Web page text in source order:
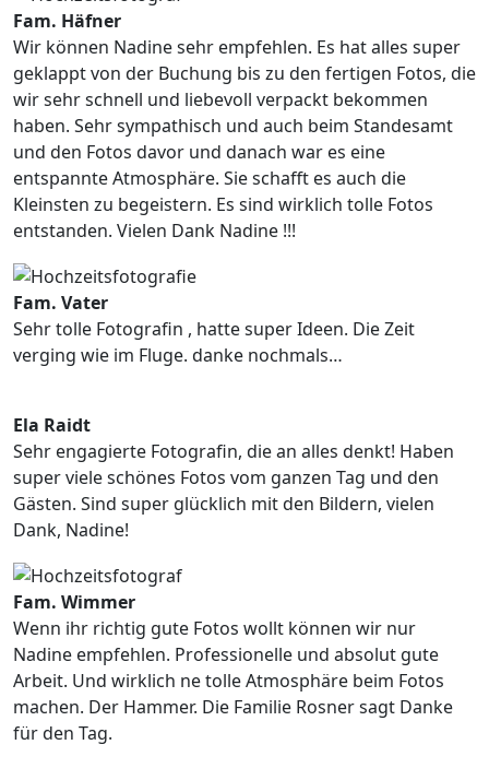
Fam. Häfner
Wir können Nadine sehr empfehlen. Es hat alles super
geklappt von der Buchung bis zu den fertigen Fotos, die
wir sehr schnell und liebevoll verpackt bekommen
haben. Sehr sympathisch und auch beim Standesamt
und den Fotos davor und danach war es eine
entspannte Atmosphäre. Sie schafft es auch die
Kleinsten zu begeistern. Es sind wirklich tolle Fotos
entstanden. Vielen Dank Nadine !!!
Fam. Vater
Sehr tolle Fotografin , hatte super Ideen. Die Zeit
verging wie im Fluge. danke nochmals…
Ela Raidt
Sehr engagierte Fotografin, die an alles denkt! Haben
super viele schönes Fotos vom ganzen Tag und den
Gästen. Sind super glücklich mit den Bildern, vielen
Dank, Nadine!
Fam. Wimmer
Wenn ihr richtig gute Fotos wollt können wir nur
Nadine empfehlen. Professionelle und absolut gute
Arbeit. Und wirklich ne tolle Atmosphäre beim Fotos
machen. Der Hammer. Die Familie Rosner sagt Danke
für den Tag.